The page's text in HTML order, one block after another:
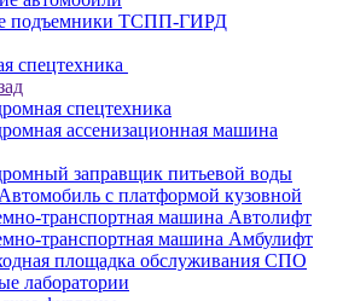
подъемники ТСПП-ГИРД
спецтехника
спецтехника
ассенизационная машина
заправщик питьевой воды
с платформой кузовной
транспортная машина Автолифт
транспортная машина Амбулифт
площадка обслуживания СПО
лаборатории